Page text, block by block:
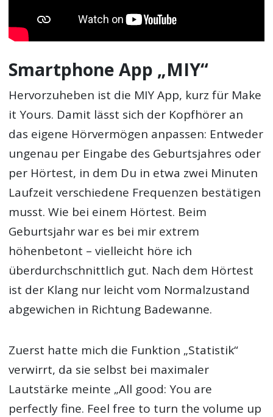
Smartphone App „MIY“
Hervorzuheben ist die MIY App, kurz für Make
it Yours. Damit lässt sich der Kopfhörer an
das eigene Hörvermögen anpassen: Entweder
ungenau per Eingabe des Geburtsjahres oder
per Hörtest, in dem Du in etwa zwei Minuten
Laufzeit verschiedene Frequenzen bestätigen
musst. Wie bei einem Hörtest. Beim
Geburtsjahr war es bei mir extrem
höhenbetont – vielleicht höre ich
überdurchschnittlich gut. Nach dem Hörtest
ist der Klang nur leicht vom Normalzustand
abgewichen in Richtung Badewanne.
Zuerst hatte mich die Funktion „Statistik“
verwirrt, da sie selbst bei maximaler
Lautstärke meinte „All good: You are
perfectly fine. Feel free to turn the volume up